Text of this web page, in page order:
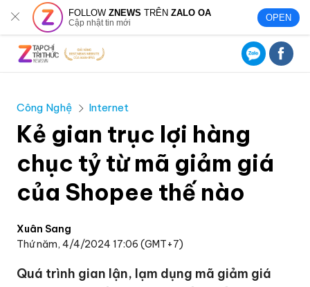
FOLLOWZNEWS TRÊNZALO OA
Cập nhật tin mới OPEN
Công Nghệ Internet
Kẻ gian trục lợi hàng
chục tỷ từ mã giảm giá
của Shopee thế nào
Xuân Sang
Thứ năm, 4/4/2024 17:06 (GMT+7)
Quá trình gian lận, lạm dụng mã giảm giá